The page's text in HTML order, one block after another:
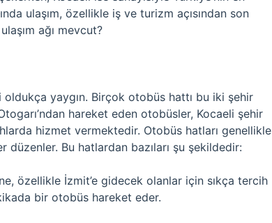
ulaşım, özellikle iş ve turizm açısından son
ağı mevcut?
yaygın. Birçok otobüs hattı bu iki şehir
hareket eden otobüsler, Kocaeli şehir
hizmet vermektedir. Otobüs hatları genellikle
Bu hatlardan bazıları şu şekildedir:
özellikle İzmit’e gidecek olanlar için sıkça tercih
bir otobüs hareket eder.